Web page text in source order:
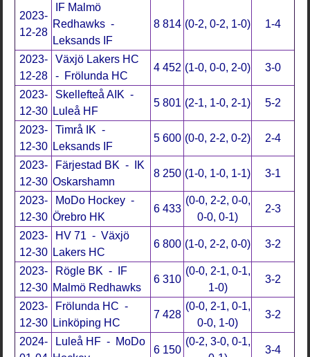
2023-
12-28
IF Malmö
Redhawks -
Leksands IF
8 814 (0-2, 0-2, 1-0) 1-4
2023-
12-28
Växjö Lakers HC
- Frölunda HC
4 452 (1-0, 0-0, 2-0) 3-0
2023-
12-30
Skellefteå AIK -
Luleå HF
5 801 (2-1, 1-0, 2-1) 5-2
2023-
12-30
Timrå IK -
Leksands IF
5 600 (0-0, 2-2, 0-2) 2-4
2023-
12-30
Färjestad BK - IK
Oskarshamn
8 250 (1-0, 1-0, 1-1) 3-1
2023-
12-30
MoDo Hockey -
Örebro HK
6 433
(0-0, 2-2, 0-0,
0-0, 0-1)
2-3
2023-
12-30
HV 71 - Växjö
Lakers HC
6 800 (1-0, 2-2, 0-0) 3-2
2023-
12-30
Rögle BK - IF
Malmö Redhawks
6 310
(0-0, 2-1, 0-1,
1-0)
3-2
2023-
12-30
Frölunda HC -
Linköping HC
7 428
(0-0, 2-1, 0-1,
0-0, 1-0)
3-2
2024-
Luleå HF - MoDo
6 150
(0-2, 3-0, 0-1,
3-4